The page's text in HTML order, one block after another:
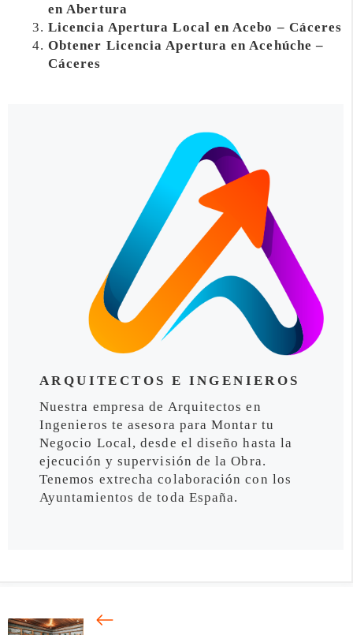
en Abertura
Licencia Apertura Local en Acebo – Cáceres
Obtener Licencia Apertura en Acehúche –
Cáceres
ARQUITECTOS E INGENIEROS
Nuestra empresa de Arquitectos en
Ingenieros te asesora para Montar tu
Negocio Local, desde el diseño hasta la
ejecución y supervisión de la Obra.
Tenemos extrecha colaboración con los
Ayuntamientos de toda España.